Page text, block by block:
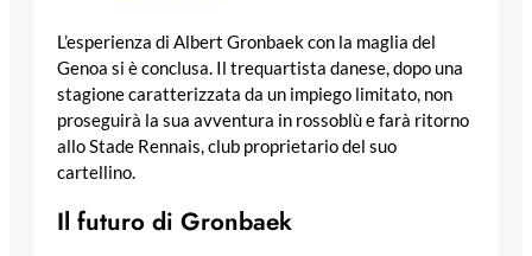
L’esperienza di Albert Gronbaek con la maglia del
Genoa si è conclusa. Il trequartista danese, dopo una
stagione caratterizzata da un impiego limitato, non
proseguirà la sua avventura in rossoblù e farà ritorno
allo Stade Rennais, club proprietario del suo
cartellino.
Il futuro di Gronbaek